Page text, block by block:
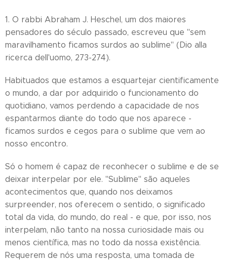
1. O rabbi Abraham J. Heschel, um dos maiores
pensadores do século passado, escreveu que "sem
maravilhamento ficamos surdos ao sublime" (Dio alla
ricerca dell'uomo, 273-274).
Habituados que estamos a esquartejar cientificamente
o mundo, a dar por adquirido o funcionamento do
quotidiano, vamos perdendo a capacidade de nos
espantarmos diante do todo que nos aparece -
ficamos surdos e cegos para o sublime que vem ao
nosso encontro.
Só o homem é capaz de reconhecer o sublime e de se
deixar interpelar por ele. "Sublime" são aqueles
acontecimentos que, quando nos deixamos
surpreender, nos oferecem o sentido, o significado
total da vida, do mundo, do real - e que, por isso, nos
interpelam, não tanto na nossa curiosidade mais ou
menos científica, mas no todo da nossa existência.
Requerem de nós uma resposta, uma tomada de